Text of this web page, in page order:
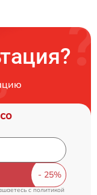
c политикой